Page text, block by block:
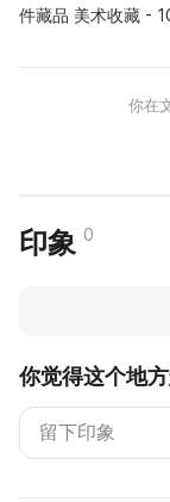
件藏品 美术收藏 -
你在
印象 0
你觉得这个地